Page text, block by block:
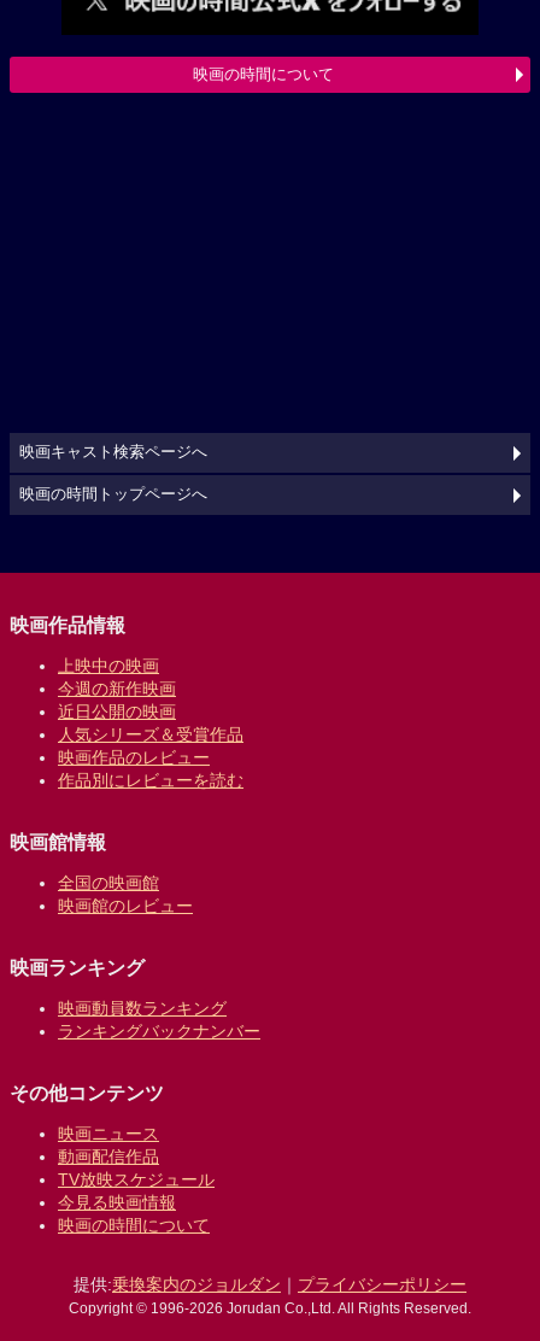
映画の時間について
映画キャスト検索ページへ
映画の時間トップページへ
映画作品情報
上映中の映画
今週の新作映画
近日公開の映画
人気シリーズ＆受賞作品
映画作品のレビュー
作品別にレビューを読む
映画館情報
全国の映画館
映画館のレビュー
映画ランキング
映画動員数ランキング
ランキングバックナンバー
その他コンテンツ
映画ニュース
動画配信作品
TV放映スケジュール
今見る映画情報
映画の時間について
提供:乗換案内のジョルダン ｜ プライバシーポリシー
Copyright © 1996-2026 Jorudan Co.,Ltd. All Rights Reserved.